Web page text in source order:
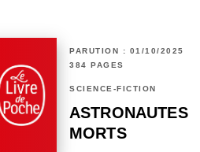
PARUTION : 01/10/2025
384 PAGES
SCIENCE-FICTION
ASTRONAUTES
MORTS